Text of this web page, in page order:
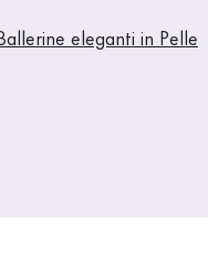
Ballerine eleganti in Pelle